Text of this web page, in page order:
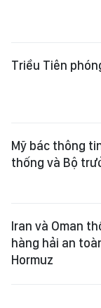
Triều Tiên
Mỹ bác thông
thống và Bộ
Iran và Oman
hàng hải an
Hormuz